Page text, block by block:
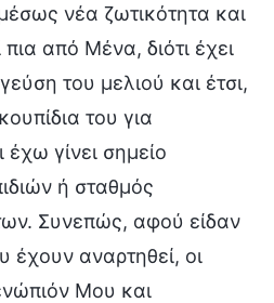
νέα ζωτικότητα και
από Μένα, διότι έχει
του μελιού και έτσι,
του για
γίνει σημείο
ή σταθμός
Συνεπώς, αφού είδαν
έχουν αναρτηθεί, οι
Μου και